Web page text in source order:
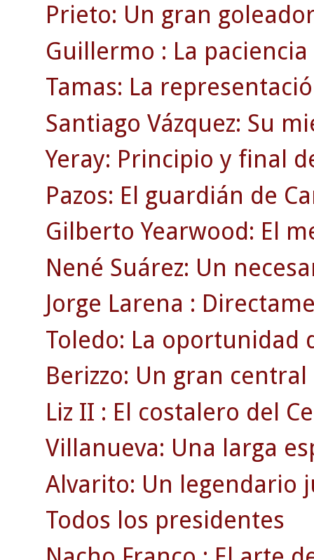
Prieto: Un gran
Guillermo : La
Tamas: La
Santiago Vázquez: Su
Yeray: Principio y final
Pazos: El guardián de
Gilberto Yearwood: El
Nené Suárez: Un
Jorge Larena :
Toledo: La oportunidad
Berizzo: Un gran
Liz II : El costalero del
Villanueva: Una larga
Alvarito: Un legendario
Todos los presidentes